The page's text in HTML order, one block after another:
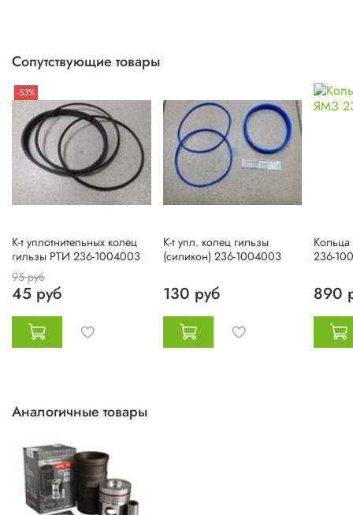
Сопутствующие товары
-53%
К-т уплотнительных колец
гильзы РТИ 236-1004003
95 руб
45 руб
К-т упл. колец гильзы
(силикон) 236-1004003
130 руб
236-
890
Аналогичные товары